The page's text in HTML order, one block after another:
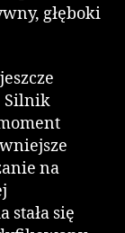
głęboki
Silnik
na
stała się